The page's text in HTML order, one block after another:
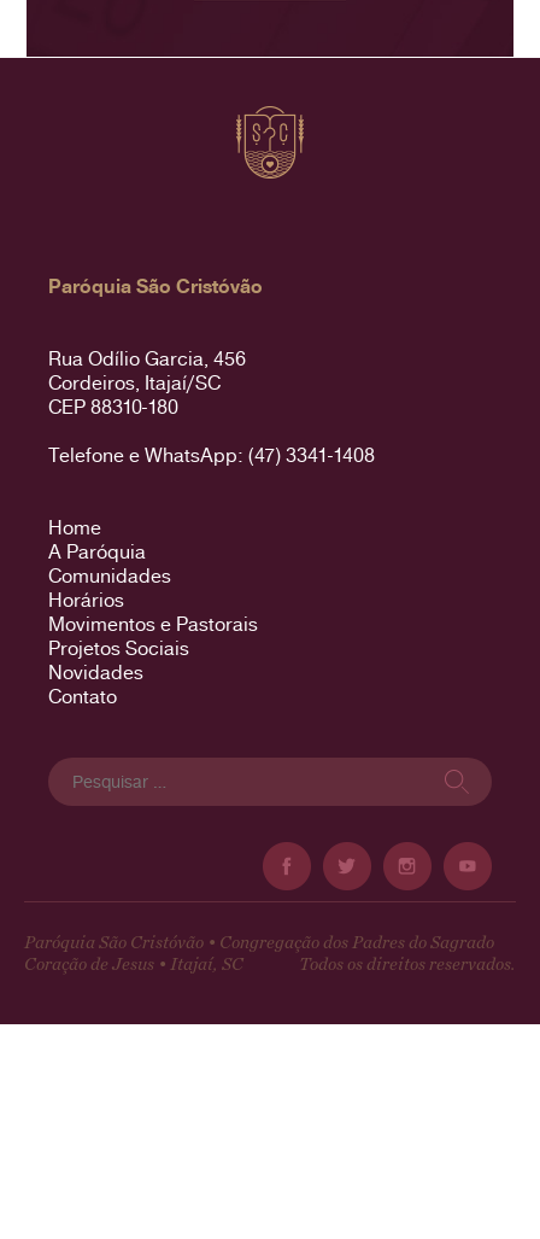
Paróquia São Cristóvão
Rua Odílio Garcia, 456
Cordeiros, Itajaí/SC
CEP 88310-180
Telefone e WhatsApp: (47) 3341-1408
Home
A Paróquia
Comunidades
Horários
Movimentos e Pastorais
Projetos Sociais
Novidades
Contato
Pesquisar
por:
Paróquia São Cristóvão • Congregação dos Padres do Sagrado
Coração de Jesus • Itajaí, SC
Todos os direitos reservados.